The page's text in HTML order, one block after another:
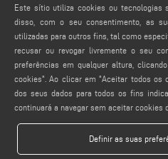
info@emmegi.com
ENCONTRAR-NOS NO
PRIVACY POLICY
Este sítio utiliza cookies ou tecnologias
disso, com o seu consentimento, as
utilizadas para outros fins, tal como
recusar ou revogar livremente o seu
preferências em qualquer altura,
cookies". Ao clicar em "Aceitar todos os
dos seus dados para todos os fins
continuará a navegar sem aceitar cookies
Definir as suas